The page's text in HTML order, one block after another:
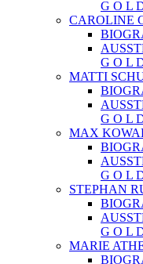
G O L
CAROLINE
G O L
MATTI
G O L
MAX
G O L
STEPHAN
G O L
MARIE